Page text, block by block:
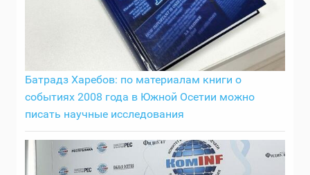
Батрадз Харебов: по материалам книги о
событиях 2008 года в Южной Осетии можно
писать научные исследования